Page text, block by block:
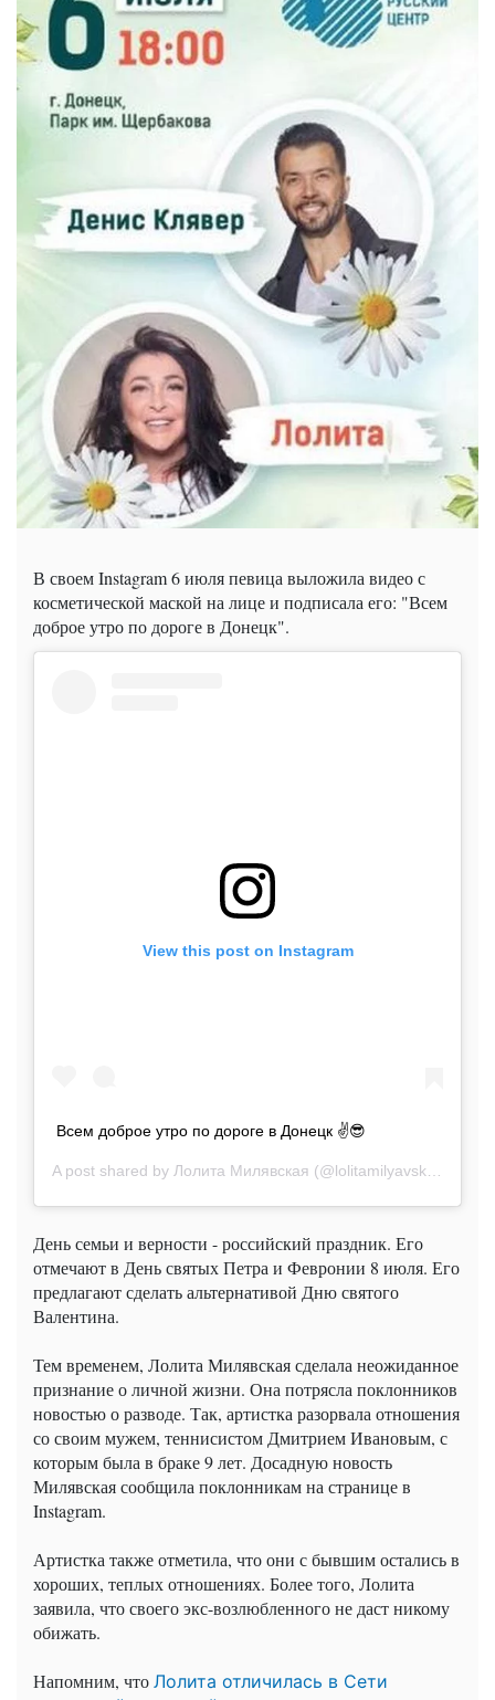
В своем Instagram 6 июля певица выложила видео с
косметической маской на лице и подписала его: "Всем
доброе утро по дороге в Донецк".
View this post on Instagram
Всем доброе утро по дороге в Донецк ✌️😎
A post shared by Лолита Милявская (@lolitamilyavskaya) on
День семьи и верности - российский праздник. Его
отмечают в День святых Петра и Февронии 8 июля. Его
предлагают сделать альтернативой Дню святого
Валентина.
Тем временем, Лолита Милявская сделала неожиданное
признание о личной жизни. Она потрясла поклонников
новостью о разводе. Так, артистка разорвала отношения
со своим мужем, теннисистом Дмитрием Ивановым, с
которым была в браке 9 лет. Досадную новость
Милявская сообщила поклонникам на странице в
Instagram.
Артистка также отметила, что они с бывшим остались в
хороших, теплых отношениях. Более того, Лолита
заявила, что своего экс-возлюбленного не даст никому
обижать.
Напомним, что Лолита отличилась в Сети